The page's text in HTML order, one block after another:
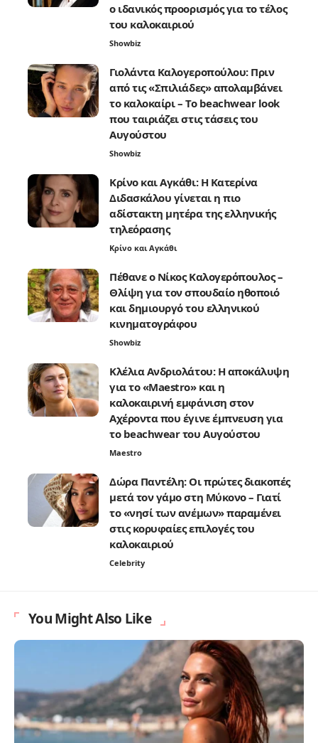
ο ιδανικός προορισμός για το τέλος
του καλοκαιριού
Showbiz
Γιολάντα Καλογεροπούλου: Πριν
από τις «Σπιλιάδες» απολαμβάνει
το καλοκαίρι – Το beachwear look
που ταιριάζει στις τάσεις του
Αυγούστου
Showbiz
Κρίνο και Αγκάθι: Η Κατερίνα
Διδασκάλου γίνεται η πιο
αδίστακτη μητέρα της ελληνικής
τηλεόρασης
Κρίνο και Αγκάθι
Πέθανε ο Νίκος Καλογερόπουλος –
Θλίψη για τον σπουδαίο ηθοποιό
και δημιουργό του ελληνικού
κινηματογράφου
Showbiz
Κλέλια Ανδριολάτου: Η αποκάλυψη
για το «Maestro» και η
καλοκαιρινή εμφάνιση στον
Αχέροντα που έγινε έμπνευση για
το beachwear του Αυγούστου
Maestro
Δώρα Παντέλη: Οι πρώτες διακοπές
μετά τον γάμο στη Μύκονο – Γιατί
το «νησί των ανέμων» παραμένει
στις κορυφαίες επιλογές του
καλοκαιριού
Celebrity
You Might Also Like